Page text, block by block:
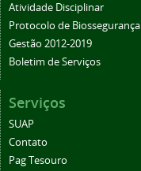
Atividade Disciplinar
Protocolo de Biossegurança
Gestão 2012-2019
Boletim de Serviços
Serviços
SUAP
Contato
Pag Tesouro